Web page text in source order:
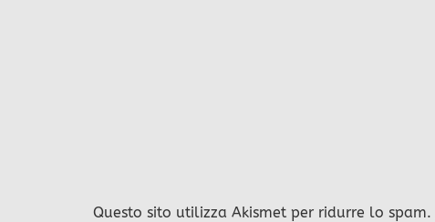
Questo sito utilizza Akismet per ridurre lo spam.